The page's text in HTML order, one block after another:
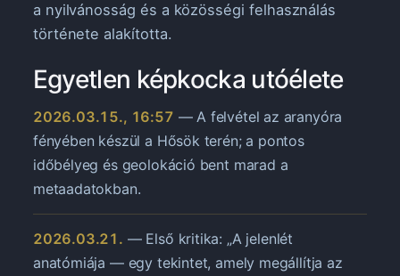
a nyilvánosság és a közösségi felhasználás
története alakította.
Egyetlen képkocka utóélete
2026.03.15., 16:57 — A felvétel az aranyóra
fényében készül a Hősök terén; a pontos
időbélyeg és geolokáció bent marad a
metaadatokban.
2026.03.21. — Első kritika: „A jelenlét
anatómiája — egy tekintet, amely megállítja az